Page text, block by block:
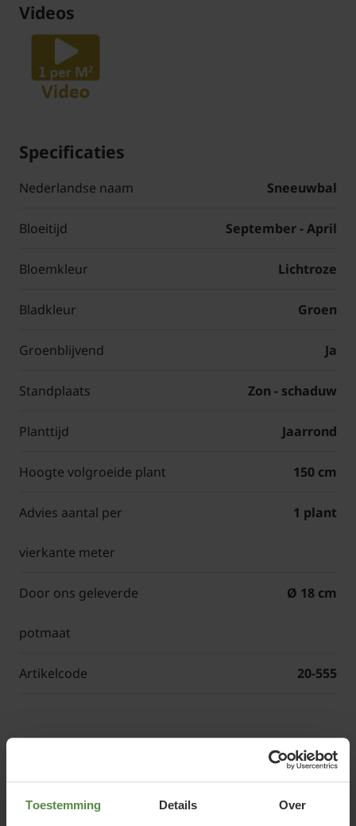
Toestemming Details Over
Videos
Specificaties
Nederlandse naam Sneeuwbal
Bloeitijd September - April
Bloemkleur Lichtroze
Bladkleur Groen
Groenblijvend Ja
Standplaats Zon - schaduw
Planttijd Jaarrond
Hoogte volgroeide plant 150 cm
Advies aantal per
vierkante meter
1 plant
Door ons geleverde
potmaat
Ø 18 cm
Artikelcode 20-555
Sneeuwbal
Viburnum tinus 'Eve Price' is een wintergroene én